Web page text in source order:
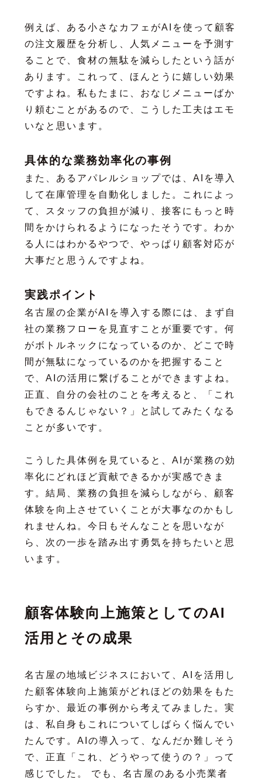
例えば、ある小さなカフェがAIを使って顧客
の注文履歴を分析し、人気メニューを予測す
ることで、食材の無駄を減らしたという話が
あります。これって、ほんとうに嬉しい効果
ですよね。私もたまに、おなじメニューばか
り頼むことがあるので、こうした工夫はエモ
いなと思います。
具体的な業務効率化の事例
また、あるアパレルショップでは、AIを導入
して在庫管理を自動化しました。これによっ
て、スタッフの負担が減り、接客にもっと時
間をかけられるようになったそうです。わか
る人にはわかるやつで、やっぱり顧客対応が
大事だと思うんですよね。
実践ポイント
名古屋の企業がAIを導入する際には、まず自
社の業務フローを見直すことが重要です。何
がボトルネックになっているのか、どこで時
間が無駄になっているのかを把握すること
で、AIの活用に繋げることができますよね。
正直、自分の会社のことを考えると、「これ
もできるんじゃない？」と試してみたくなる
ことが多いです。
こうした具体例を見ていると、AIが業務の効
率化にどれほど貢献できるかが実感できま
す。結局、業務の負担を減らしながら、顧客
体験を向上させていくことが大事なのかもし
れませんね。今日もそんなことを思いなが
ら、次の一歩を踏み出す勇気を持ちたいと思
います。
顧客体験向上施策としてのAI
活用とその成果
名古屋の地域ビジネスにおいて、AIを活用し
た顧客体験向上施策がどれほどの効果をもた
らすか、最近の事例から考えてみました。実
は、私自身もこれについてしばらく悩んでい
たんです。AIの導入って、なんだか難しそう
で、正直「これ、どうやって使うの？」って
感じでした。 でも、名古屋のある小売業者